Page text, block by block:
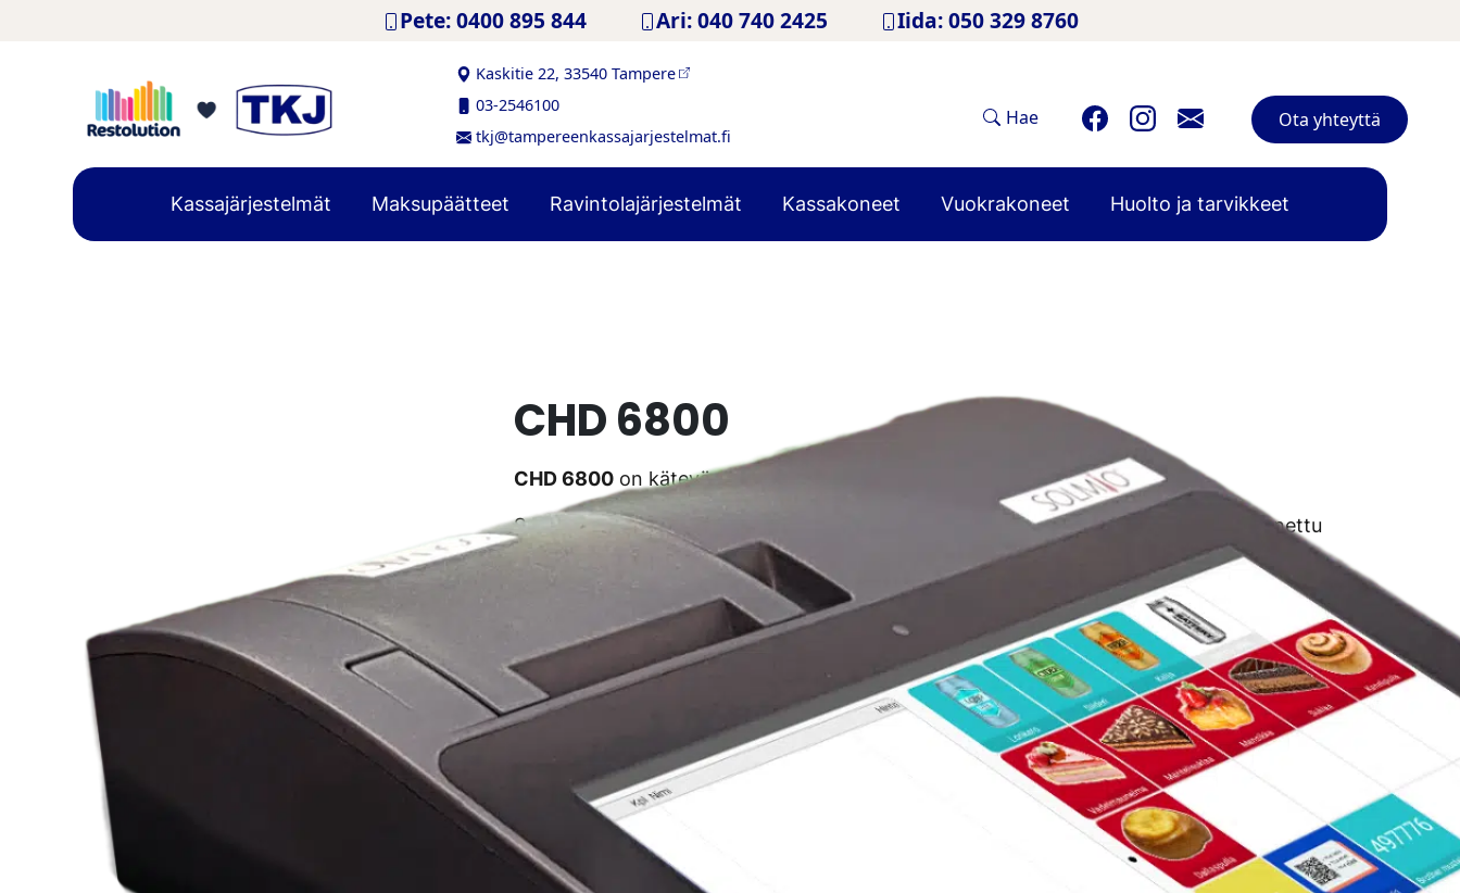
Pete: 0400 895 844 Ari: 040 740 2425 Iida: 050 329 8760
Kaskitie 22, 33540 Tampere
03-2546100
tkj@tampereenkassajarjestelmat.fi
Hae Ota yhteyttä
Kassajärjestelmät Maksupäätteet Ravintolajärjestelmät Kassakoneet Vuokrakoneet Huolto ja tarvikkeet
CHD 6800
CHD 6800 on kätevän kokoinen ja vapaasti muokattava Android-kassa.
Suomenkielinen ohjelmisto on helppo käyttää ja ylläpitää. Kassassa on sisäänrakennettu
nopea kuittikirjoitin. Sisältää asiakasnäytön ja kassalaatikon.
Ota yhteyttä ja pyydä tarjous
Ota yhteyttä